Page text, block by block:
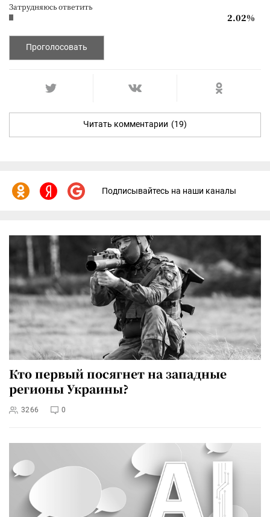
Затрудняюсь ответить
2.02%
Проголосовать
Читать комментарии (19)
Подписывайтесь на наши каналы
Кто первый посягнет на западные
регионы Украины?
3266 0